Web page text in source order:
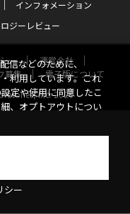
インフォメーション
ジーレビュー
ー
運営会社
募集
電子版について
Inc. 2026
信などのために、
利用しています。これ
定や使用に同意したこ
、オプトアウトについ
シー